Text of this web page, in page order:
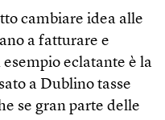
cambiare idea alle
a fatturare e
eclatante è la
a Dublino tasse
se gran parte delle